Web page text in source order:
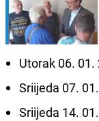
Utorak 06. 01.
Sriijeda 07.
Sriijeda 14.